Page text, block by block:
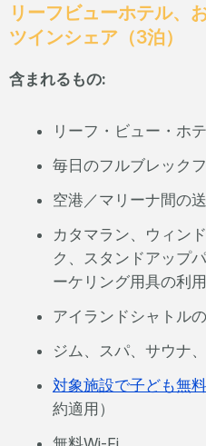
リーフビューホテル、
ツインシェア（3泊）
含まれるもの:
リーフ・ビュー・ホ
毎日のフルブレック
空港／マリーナ間の送
カタマラン、ウィン
ク、スタンドアップ
ーケリング用具の利用
アイランドシャトル
ジム、スパ、サウナ
対象施設で子ども無
約適用）